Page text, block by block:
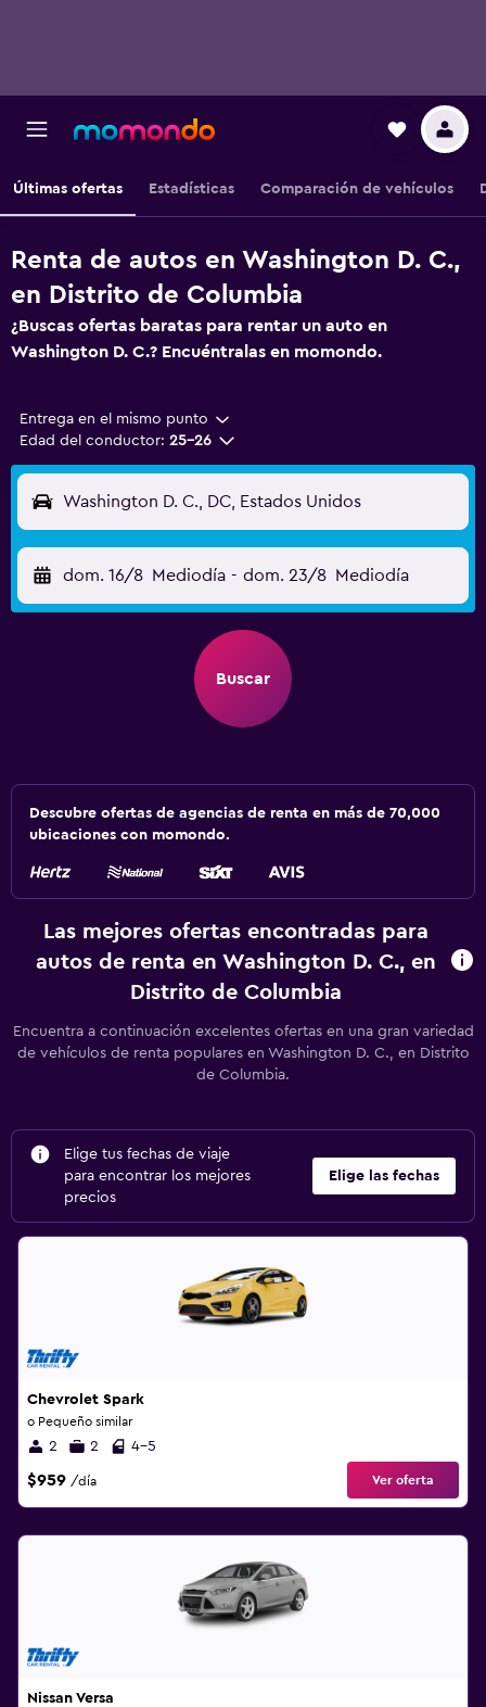
Últimas ofertas Estadísticas Comparación de vehículos
Renta de autos en Washington D. C.,
en Distrito de Columbia
¿Buscas ofertas baratas para rentar un auto en
Washington D. C.? Encuéntralas en momondo.
Entrega en el mismo punto
Edad del conductor: 25-26
Washington D. C., DC, Estados Unidos
dom. 16/8 Mediodía - dom. 23/8 Mediodía
Buscar
Descubre ofertas de agencias de renta en más de 70,000
ubicaciones con momondo.
Las mejores ofertas encontradas para
autos de renta en Washington D. C., en
Distrito de Columbia
Encuentra a continuación excelentes ofertas en una gran variedad
de vehículos de renta populares en Washington D. C., en Distrito
de Columbia.
Elige tus fechas de viaje
para encontrar los mejores
precios
Elige las fechas
Chevrolet Spark
o Pequeño similar
2 2 4-5
$959 /día Ver oferta
Nissan Versa